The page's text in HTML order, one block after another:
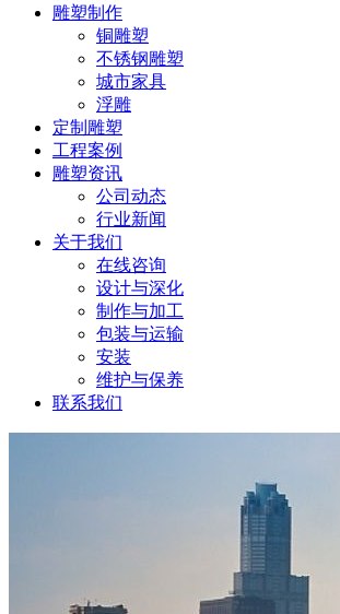
雕塑制作
铜雕塑
不锈钢雕塑
城市家具
浮雕
定制雕塑
工程案例
雕塑资讯
公司动态
行业新闻
关于我们
在线咨询
设计与深化
制作与加工
包装与运输
安装
维护与保养
联系我们